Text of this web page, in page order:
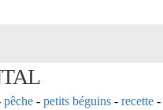
pêche - petits béguins - recette -